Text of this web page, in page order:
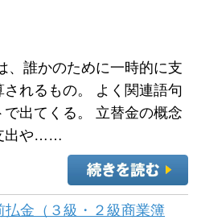
、誰かのために一時的に支
れるもの。 よく関連語句
出てくる。 立替金の概念
出や……
払金（３級・２級商業簿